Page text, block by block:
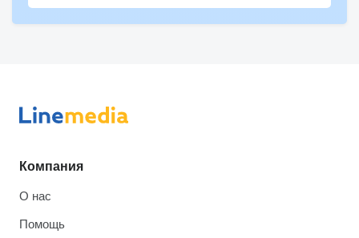
Компания
О нас
Помощь